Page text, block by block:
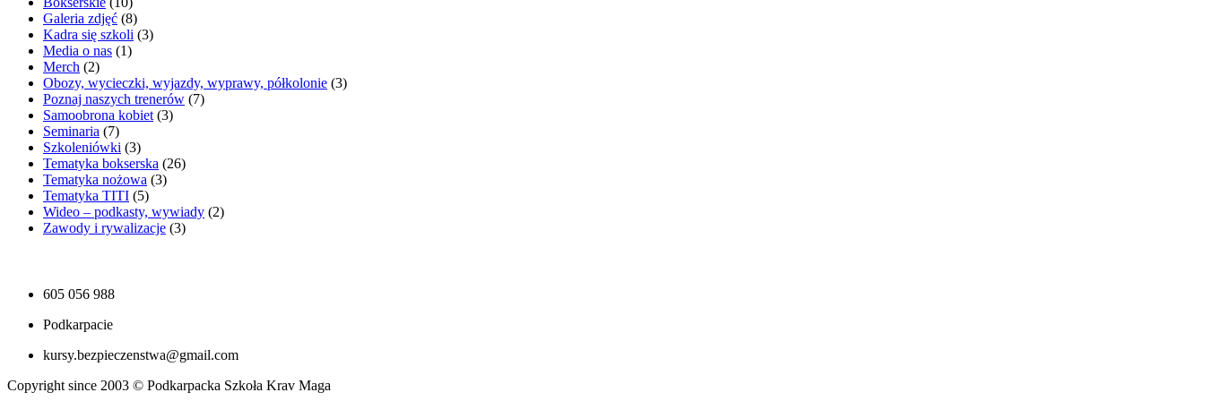
Galeria zdjęć (8)
Kadra się szkoli (3)
Media o nas (1)
Merch (2)
Obozy, wycieczki, wyjazdy, wyprawy, półkolonie (3)
Poznaj naszych trenerów (7)
Samoobrona kobiet (3)
Seminaria (7)
Szkoleniówki (3)
Tematyka bokserska (26)
Tematyka nożowa (3)
Tematyka TITI (5)
Wideo – podkasty, wywiady (2)
Zawody i rywalizacje (3)
605 056 988
Podkarpacie
kursy.bezpieczenstwa@gmail.com
Copyright since 2003 © Podkarpacka Szkoła Krav Maga